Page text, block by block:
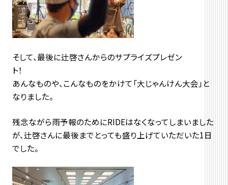
そして、最後に辻啓さんからのサプライズプレゼン
あんなものや、こんなものをかけて「大じゃんけん大会」と
なりました。
残念ながら雨予報のためにRIDEはなくなってしまいました
が、辻啓さんに最後までとっても盛り上げていただいた1日
でした。